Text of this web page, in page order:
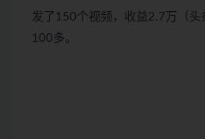
发了150个视频，收益2.7万（
100多。